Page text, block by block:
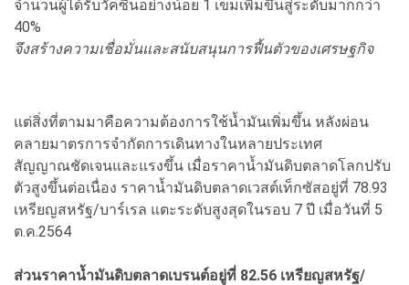
จำนวนผู้ได้รับวัคซีนอย่างน้อย 1 เข็มเพิ่มขึ้นสู่ระดับมากกว่า
40%
จึงสร้างความเชื่อมั่นและสนับสนุนการฟื้นตัวของเศรษฐกิจ
แต่สิ่งที่ตามมาคือความต้องการใช้น้ำมันเพิ่มขึ้น หลังผ่อน
คลายมาตรการจำกัดการเดินทางในหลายประเทศ
สัญญาณชัดเจนและแรงขึ้น เมื่อราคาน้ำมันดิบตลาดโลกปรับ
ตัวสูงขึ้นต่อเนื่อง ราคาน้ำมันดิบตลาดเวสต์เท็กซัสอยู่ที่ 78.93
เหรียญสหรัฐ/บาร์เรล แตะระดับสูงสุดในรอบ 7 ปี เมื่อวันที่ 5
ต.ค.2564
ส่วนราคาน้ำมันดิบตลาดเบรนต์อยู่ที่ 82.56 เหรียญสหรัฐ/